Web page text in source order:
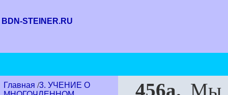
BDN-STEINER.RU
Главная /3. УЧЕНИЕ О
456a. Мы